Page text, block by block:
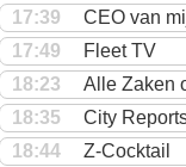
17:39
CEO van
17:49
Fleet TV
18:23
Alle Zaken
18:35
City
18:44
Z-Cocktail